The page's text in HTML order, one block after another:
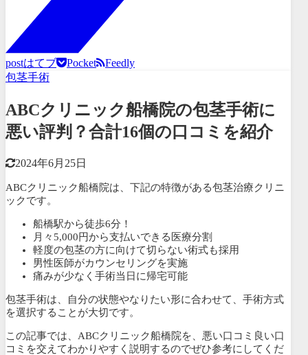
postはてブ Pocket
Feedly
包茎手術
ABCクリニック船橋院の包茎手術に
悪い評判？合計16個の口コミを紹介
2024年6月25日
ABCクリニック船橋院は、下記の特徴がある包茎治療クリニ
ックです。
船橋駅から徒歩6分！
月々5,000円から支払いできる医療分割
軽度の包茎の方に向けて切らない術式も採用
男性医師がカウンセリングを実施
痛みが少なく手術当日に帰宅可能
包茎手術は、自分の状態やなりたい形に合わせて、手術方式
を選択することが大切です。
この記事では、ABCクリニック船橋院を、 悪い口コミ良い口
コミを交えてわかりやすく説明するのでぜひ参考にしてくだ